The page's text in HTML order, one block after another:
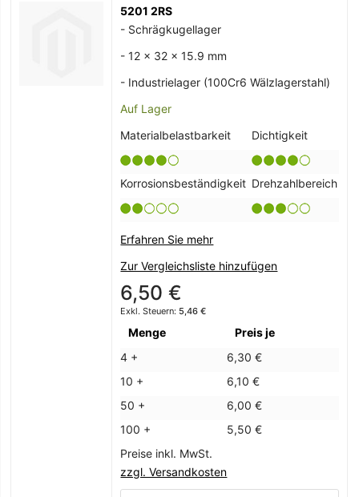
5201 2RS
- Schrägkugellager
- 12 x 32 x 15.9 mm
- Industrielager (100Cr6 Wälzlagerstahl)
Auf Lager
Materialbelastbarkeit
Dichtigkeit
Korrosionsbeständigkeit Drehzahlbereich
Erfahren Sie mehr
Zur Vergleichsliste hinzufügen
6,50 €
5,46 €
Menge
Preis je
4 +
6,30 €
10 +
6,10 €
50 +
6,00 €
100 +
5,50 €
Preise inkl. MwSt.
zzgl. Versandkosten